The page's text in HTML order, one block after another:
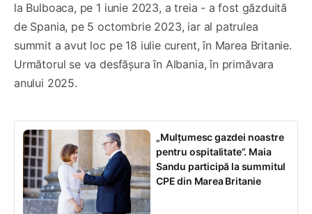
la Bulboaca, pe 1 iunie 2023, a treia - a fost găzduită
de Spania, pe 5 octombrie 2023, iar al patrulea
summit a avut loc pe 18 iulie curent, în Marea Britanie.
Următorul se va desfășura în Albania, în primăvara
anului 2025.
„Mulțumesc gazdei noastre
pentru ospitalitate”. Maia
Sandu participă la summitul
CPE din Marea Britanie